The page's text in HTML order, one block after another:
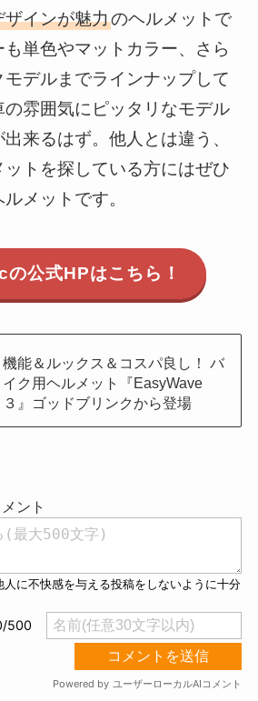
インが魅力のヘルメットで
単色やマットカラー、さら
デルまでラインナップして
雰囲気にピッタリなモデル
来るはず。他人とは違う、
トを探している方にはぜひ
メットです。
公式HPはこちら！
機能＆ルックス＆コスパ良し！ バ
イク用ヘルメット『EasyWave
３』ゴッドブリンクから登場